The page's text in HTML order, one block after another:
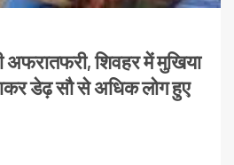
शिवहर में मुखिया
डेढ़ सौ से अधिक लोग हुए